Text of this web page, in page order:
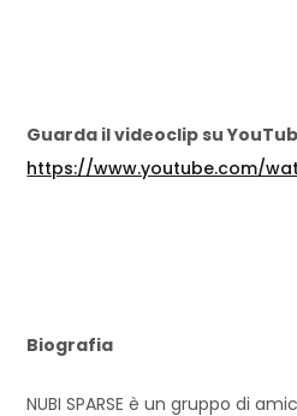
Guarda il videoclip su
https://www.youtube.com/
Biografia
NUBI SPARSE è un gruppo di